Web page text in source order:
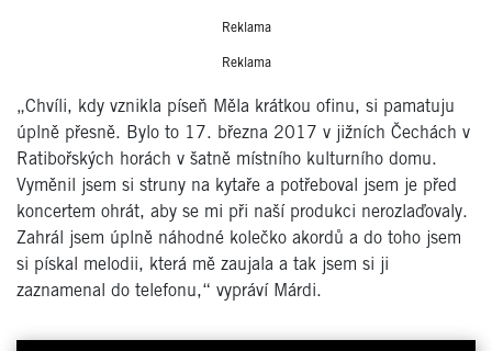
Reklama
Reklama
„Chvíli, kdy vznikla píseň Měla krátkou ofinu, si pamatuju
úplně přesně. Bylo to 17. března 2017 v jižních Čechách v
Ratibořských horách v šatně místního kulturního domu.
Vyměnil jsem si struny na kytaře a potřeboval jsem je před
koncertem ohrát, aby se mi při naší produkci nerozlaďovaly.
Zahrál jsem úplně náhodné kolečko akordů a do toho jsem
si pískal melodii, která mě zaujala a tak jsem si ji
zaznamenal do telefonu,“ vypráví Márdi.